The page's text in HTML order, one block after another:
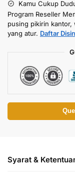
Kamu Cukup
Program Reseller
pusing pikirin kantor,
yang atur. Daftar
Syarat &